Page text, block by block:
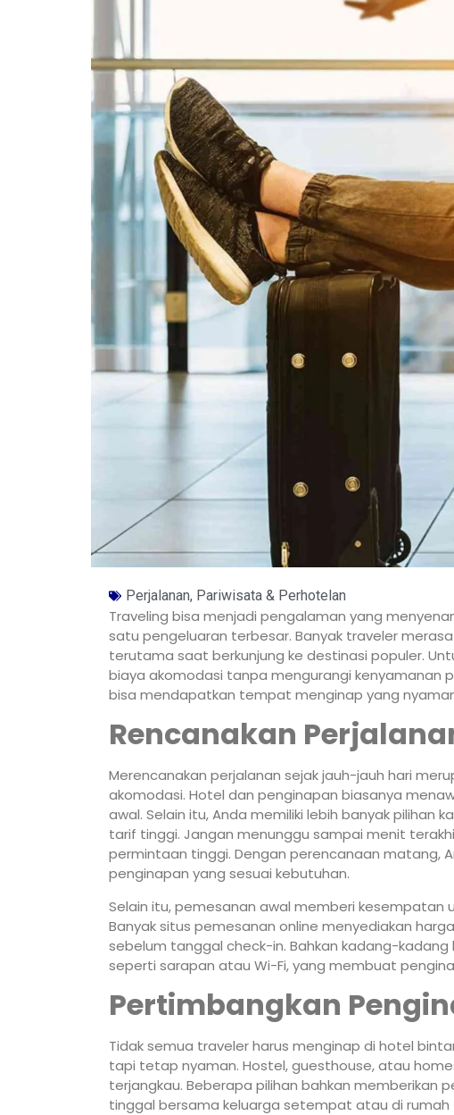
Perjalanan, Pariwisata & Perhotelan
Traveling bisa menjadi pengalaman yang
satu pengeluaran terbesar. Banyak traveler
terutama saat berkunjung ke destinasi populer.
biaya akomodasi tanpa mengurangi kenyamanan
bisa mendapatkan tempat menginap yang
Rencanakan
Merencanakan perjalanan sejak jauh-jauh hari
akomodasi. Hotel dan penginapan biasanya
awal. Selain itu, Anda memiliki lebih banyak pilihan
tarif tinggi. Jangan menunggu sampai menit
permintaan tinggi. Dengan perencanaan matang,
penginapan yang sesuai kebutuhan.
Selain itu, pemesanan awal memberi kesempatan
Banyak situs pemesanan online menyediakan
sebelum tanggal check-in. Bahkan kadang-
seperti sarapan atau Wi-Fi, yang membuat
Pertimbangkan
Tidak semua traveler harus menginap di hotel
tapi tetap nyaman. Hostel, guesthouse, atau
terjangkau. Beberapa pilihan bahkan memberikan
tinggal bersama keluarga setempat atau di rumah